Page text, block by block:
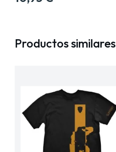
Productos similares